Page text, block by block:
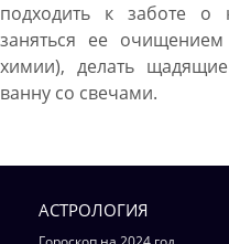
подходить к заботе о
заняться ее
химии), делать
ванну со свечами.
АСТРОЛОГИЯ